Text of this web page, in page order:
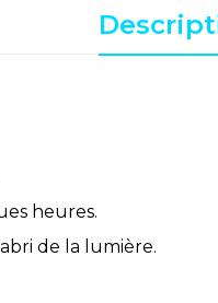
heures.
de la lumière.